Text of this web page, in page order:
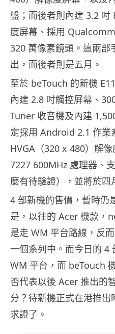
盤；而後者則內建 3.2 吋
度屏幕、採用
320 萬像素鏡頭。這兩部
出，而後者則是五月。
至於 beTouch 的新機
內建 2.8 吋觸控屏幕、
Tuner 收音機及內建
定採用 Android 2.1 作業
HVGA（320 x 480）解
7227 600MHz 處理器、
麼有待驗證），並將於四
4 部新機的售價，暫時仍
是，以往的 Acer 機款，
是走 WM 平台路線，反
一個系列中。而今日的 4
WM 平台，而 beTouch
否代表以後 Acer 推出的
分？待新機正式在港推
求證了。